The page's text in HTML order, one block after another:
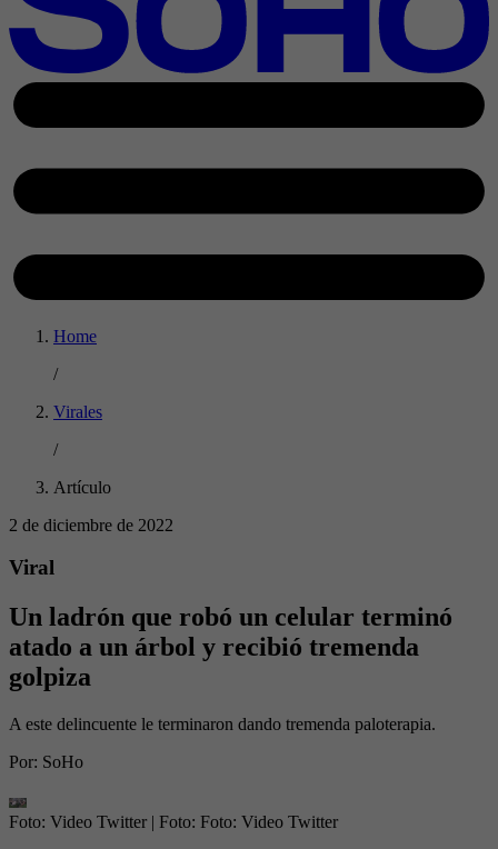
Home
/
Virales
/
Artículo
2 de diciembre de 2022
Viral
Un ladrón que robó un celular terminó
atado a un árbol y recibió tremenda
golpiza
A este delincuente le terminaron dando tremenda paloterapia.
Por: SoHo
Foto: Video Twitter | Foto: Foto: Video Twitter